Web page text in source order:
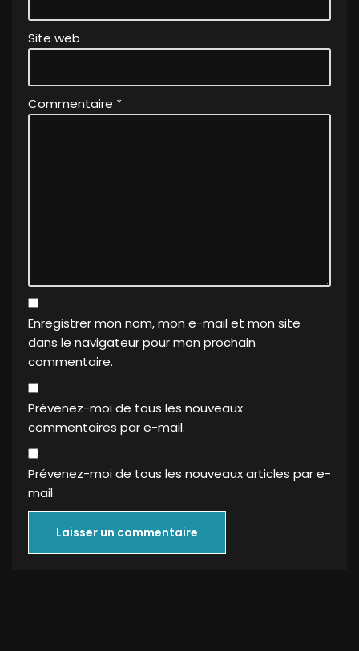
Site web
Commentaire *
Enregistrer mon nom, mon e-mail et mon site
dans le navigateur pour mon prochain
commentaire.
Prévenez-moi de tous les nouveaux
commentaires par e-mail.
Prévenez-moi de tous les nouveaux articles par e-
mail.